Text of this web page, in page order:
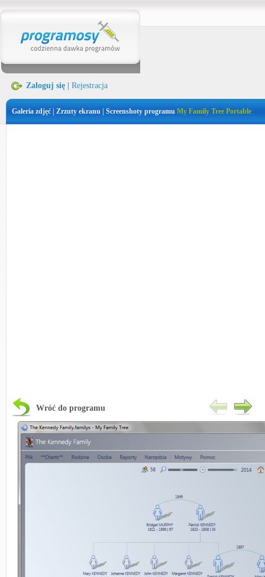
Zaloguj się Rejestracja
Galeria zdjęć | Zrzuty ekranu | Screenshoty programu My Family Tree Portable
Wróć do programu